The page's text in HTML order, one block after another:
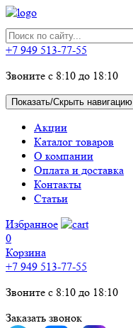
+7 949 513-77-55
Звоните с 8:10 до 18:10
Показать/Скрыть навигацию
Акции
Каталог товаров
О компании
Оплата и доставка
Контакты
Статьи
Избранное
0
Корзина
+7 949 513-77-55
Звоните с 8:10 до 18:10
Заказать звонок